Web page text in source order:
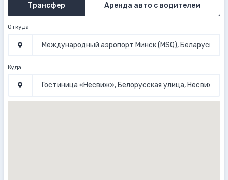
Трансфер Аренда авто с водителем
Откуда
Куда